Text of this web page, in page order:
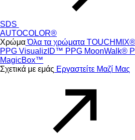
SDS
AUTOCOLOR®
ΧρώμαΌλα τα χρώματα
PPG VisualizID™ PPG MoonWalk®
MagicBox™
Σχετικά με εμάς Εργαστείτε Μαζί Μας